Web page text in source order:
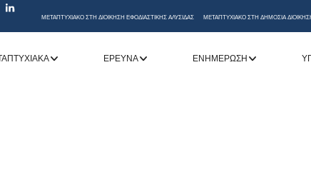
ΜΕΤΑΠΤΥΧΙΑΚΟ ΣΤΗ ΔΙΟΙΚΗΣΗ ΕΦΟΔΙΑΣΤΙΚΗΣ ΑΛΥΣΙΔΑΣ ΜΕΤΑΠΤΥΧΙΑΚΟ ΣΤΗ ΔΗΜΟΣΙΑ
ΕΡΕΥΝΑ ΕΝΗΜΈΡΩΣΗ